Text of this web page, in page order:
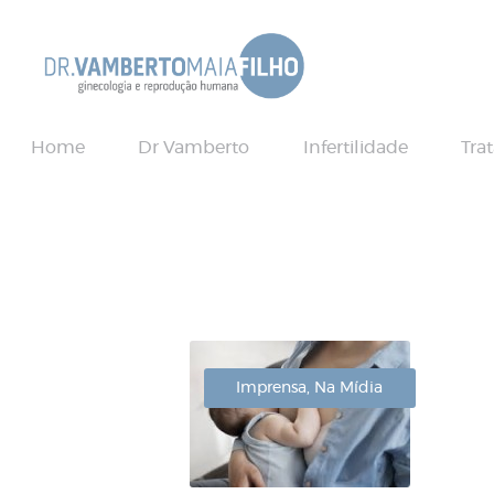
Home Dr Vamberto Infertilidade
Imprensa, Na Mídia